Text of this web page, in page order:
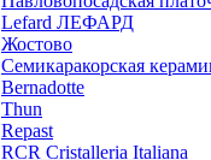
Lefard ЛЕФАРД
Жостово
Семикаракорская
Bernadotte
Thun
Repast
RCR Cristalleria Italiana